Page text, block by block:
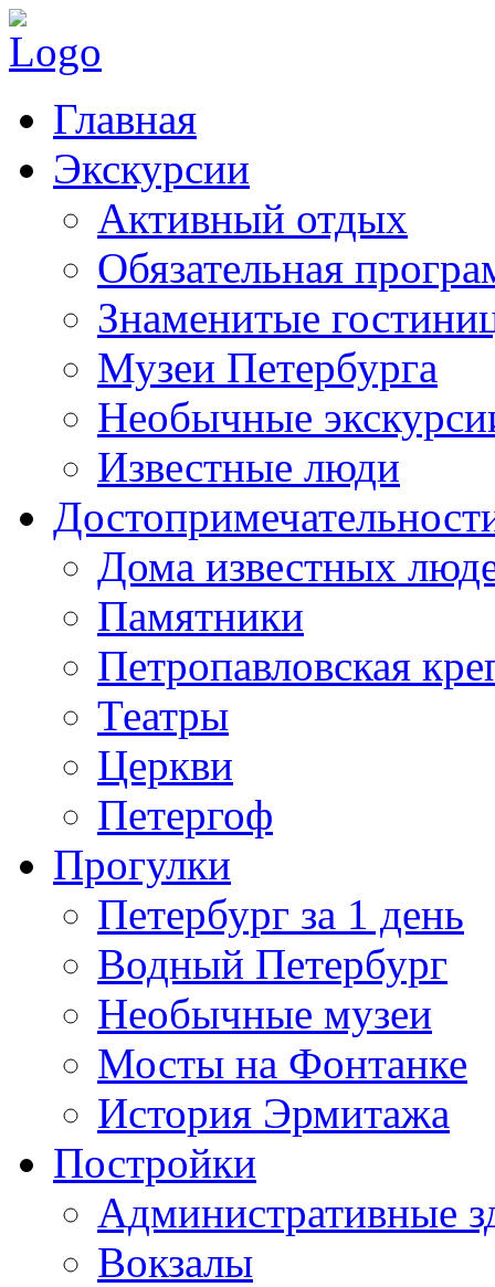
Главная
Экскурсии
Активный отдых
Обязательная
Знаменитые
Музеи Петербурга
Необычные
Известные люди
Дома известных
Памятники
Петропавловская
Театры
Церкви
Петергоф
Прогулки
Петербург за 1 день
Водный Петербург
Необычные музеи
Мосты на Фонтанке
История Эрмитажа
Постройки
Административные
Вокзалы